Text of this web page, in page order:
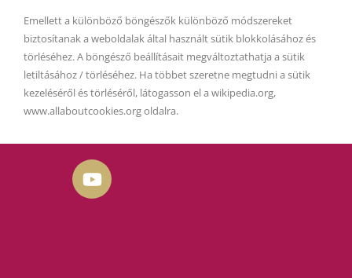
Emellett a különböző böngészők különböző módszereket
biztosítanak a weboldalak által használt sütik blokkolásához és
törléséhez. A böngésző beállításait megváltoztathatja a sütik
letiltásához / törléséhez. Ha többet szeretne megtudni a sütik
kezeléséről és törléséről, látogasson el a wikipedia.org,
www.allaboutcookies.org oldalra.
Y
o